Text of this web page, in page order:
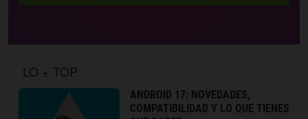
LO + TOP
ANDROID 17: NOVEDADES,
COMPATIBILIDAD Y LO QUE TIENES